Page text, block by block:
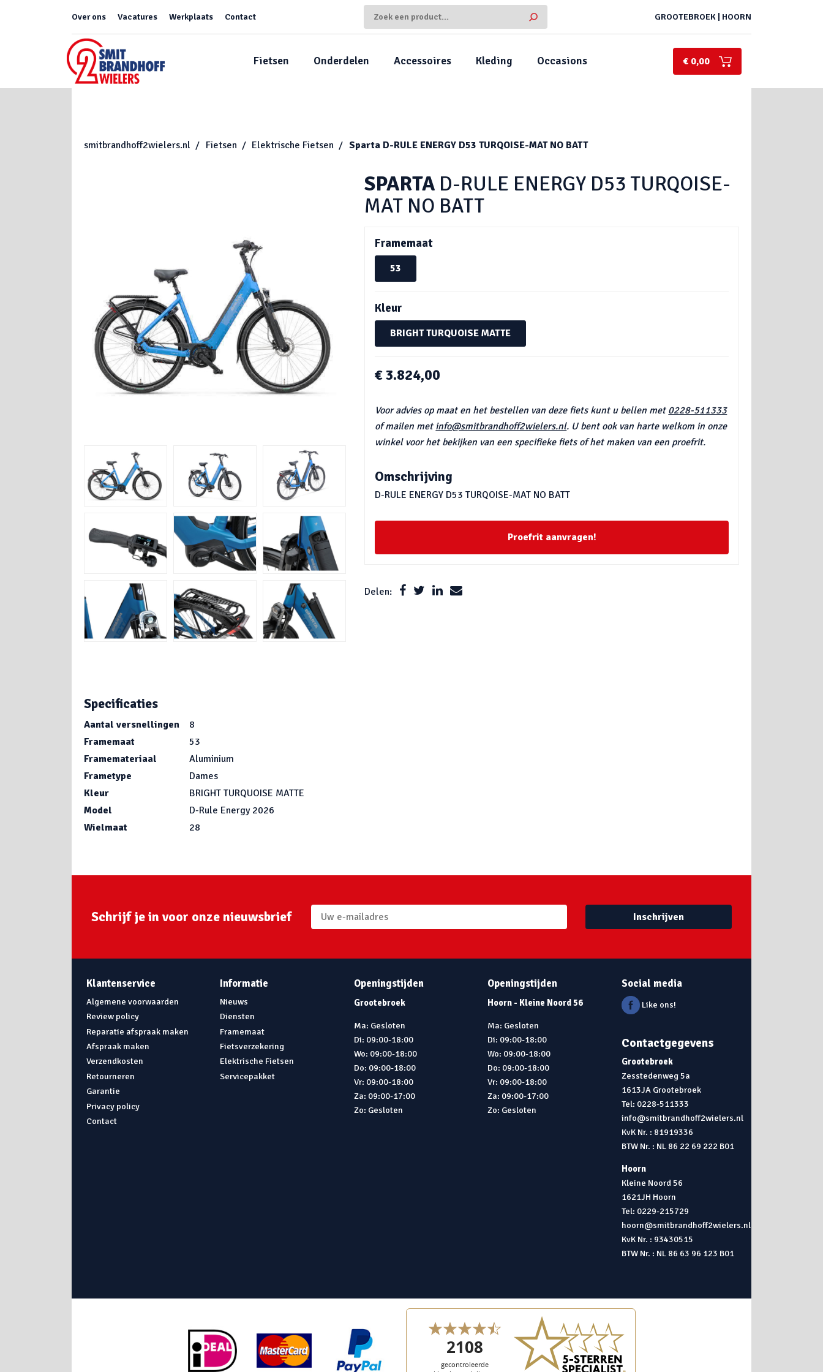
Over ons Vacatures Werkplaats Contact GROOTEBROEK | HOORN
Fietsen Onderdelen Accessoires Kleding Occasions € 0,00
smitbrandhoff2wielers.nl Fietsen Elektrische Fietsen SpartaD-RULE ENERGY D53 TURQOISE-MAT NO BATT
SPARTA D-RULE ENERGY D53 TURQOISE-
MAT NO BATT
Framemaat
53
Kleur
BRIGHT TURQUOISE MATTE
€ 3.824,00
Voor advies op maat en het bestellen van deze fiets kunt u bellen met 0228-511333
of mailen met info@smitbrandhoff2wielers.nl. U bent ook van harte welkom in onze
winkel voor het bekijken van een specifieke fiets of het maken van een proefrit.
Omschrijving
D-RULE ENERGY D53 TURQOISE-MAT NO BATT
Proefrit aanvragen!
Delen:
Specificaties
Aantal versnellingen
8
Framemaat
53
Framemateriaal
Aluminium
Frametype
Dames
Kleur
BRIGHT TURQUOISE MATTE
Model
D-Rule Energy 2026
Wielmaat
28
Schrijf je in voor onze nieuwsbrief Inschrijven
Klantenservice
Algemene voorwaarden
Review policy
Reparatie afspraak maken
Afspraak maken
Verzendkosten
Retourneren
Garantie
Privacy policy
Contact
Informatie
Nieuws
Diensten
Framemaat
Fietsverzekering
Elektrische Fietsen
Servicepakket
Openingstijden
Grootebroek
Ma: Gesloten
Di: 09:00-18:00
Wo: 09:00-18:00
Do: 09:00-18:00
Vr: 09:00-18:00
Za: 09:00-17:00
Zo: Gesloten
Openingstijden
Hoorn - Kleine Noord 56
Ma: Gesloten
Di: 09:00-18:00
Wo: 09:00-18:00
Do: 09:00-18:00
Vr: 09:00-18:00
Za: 09:00-17:00
Zo: Gesloten
Social media
Like ons!
Contactgegevens
Grootebroek
Zesstedenweg 5a
1613JA Grootebroek
Tel: 0228-511333
info@smitbrandhoff2wielers.nl
KvK Nr. : 81919336
BTW Nr. : NL 86 22 69 222 B01
Hoorn
Kleine Noord 56
1621JH Hoorn
Tel: 0229-215729
hoorn@smitbrandhoff2wielers.nl
KvK Nr. : 93430515
BTW Nr. : NL 86 63 96 123 B01